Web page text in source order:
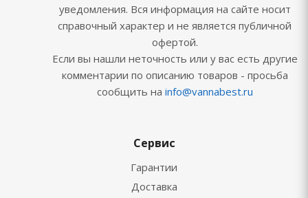
уведомления. Вся информация на сайте носит
справочный характер и не является публичной
офертой.
Если вы нашли неточность или у вас есть другие
комментарии по описанию товаров - просьба
сообщить на info@vannabest.ru
Сервис
Гарантии
Доставка